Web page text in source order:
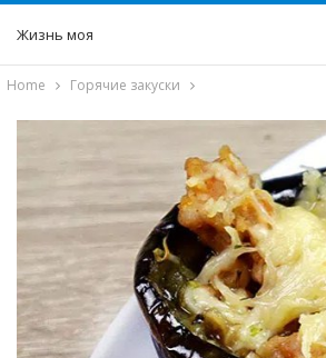
Жизнь моя
Home Горячие закуски